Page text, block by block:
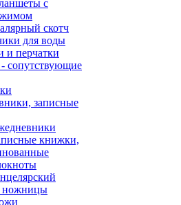
с
скотч
для воды
и перчатки
сопутствующие
записные
книжки,